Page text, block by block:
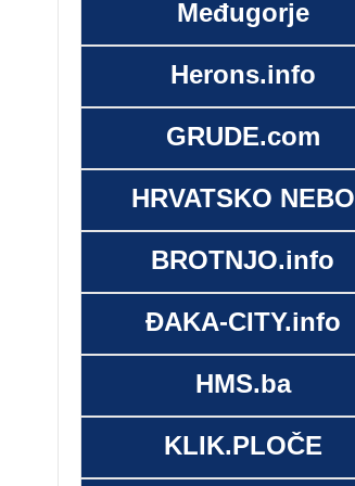
Međugorje
Herons.info
GRUDE.com
HRVATSKO NEBO
BROTNJO.info
ĐAKA-CITY.info
HMS.ba
KLIK.PLOČE